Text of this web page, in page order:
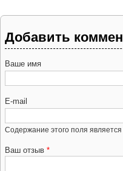
Добавить
Ваше имя
E-mail
Содержание этого поля
Ваш отзыв *